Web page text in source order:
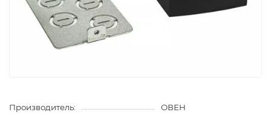
Производитель:
ОВЕН